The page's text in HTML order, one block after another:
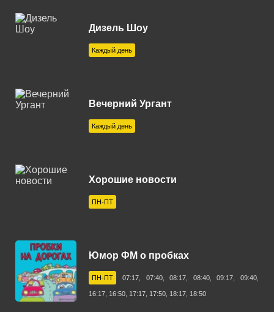
FM
Коломна 104.8 FM
Кострома 99.3 FM
Кропоткин 97.4 FM
Кузнецк 102.1 FM
Курск 107.6 FM
Липецк 99.4 FM
Магнитогорск 100.1 FM
Дизель Шоу
Каждый день
Вечерний Ургант
Каждый день
Хорошие новости
ПН-ПТ
Юмор ФМ о пробках
ПН-ПТ 07:17, 07:40, 08:17, 08:40, 09:17, 09:40,
16:17, 16:50, 17:17, 17:50, 18:17, 18:50